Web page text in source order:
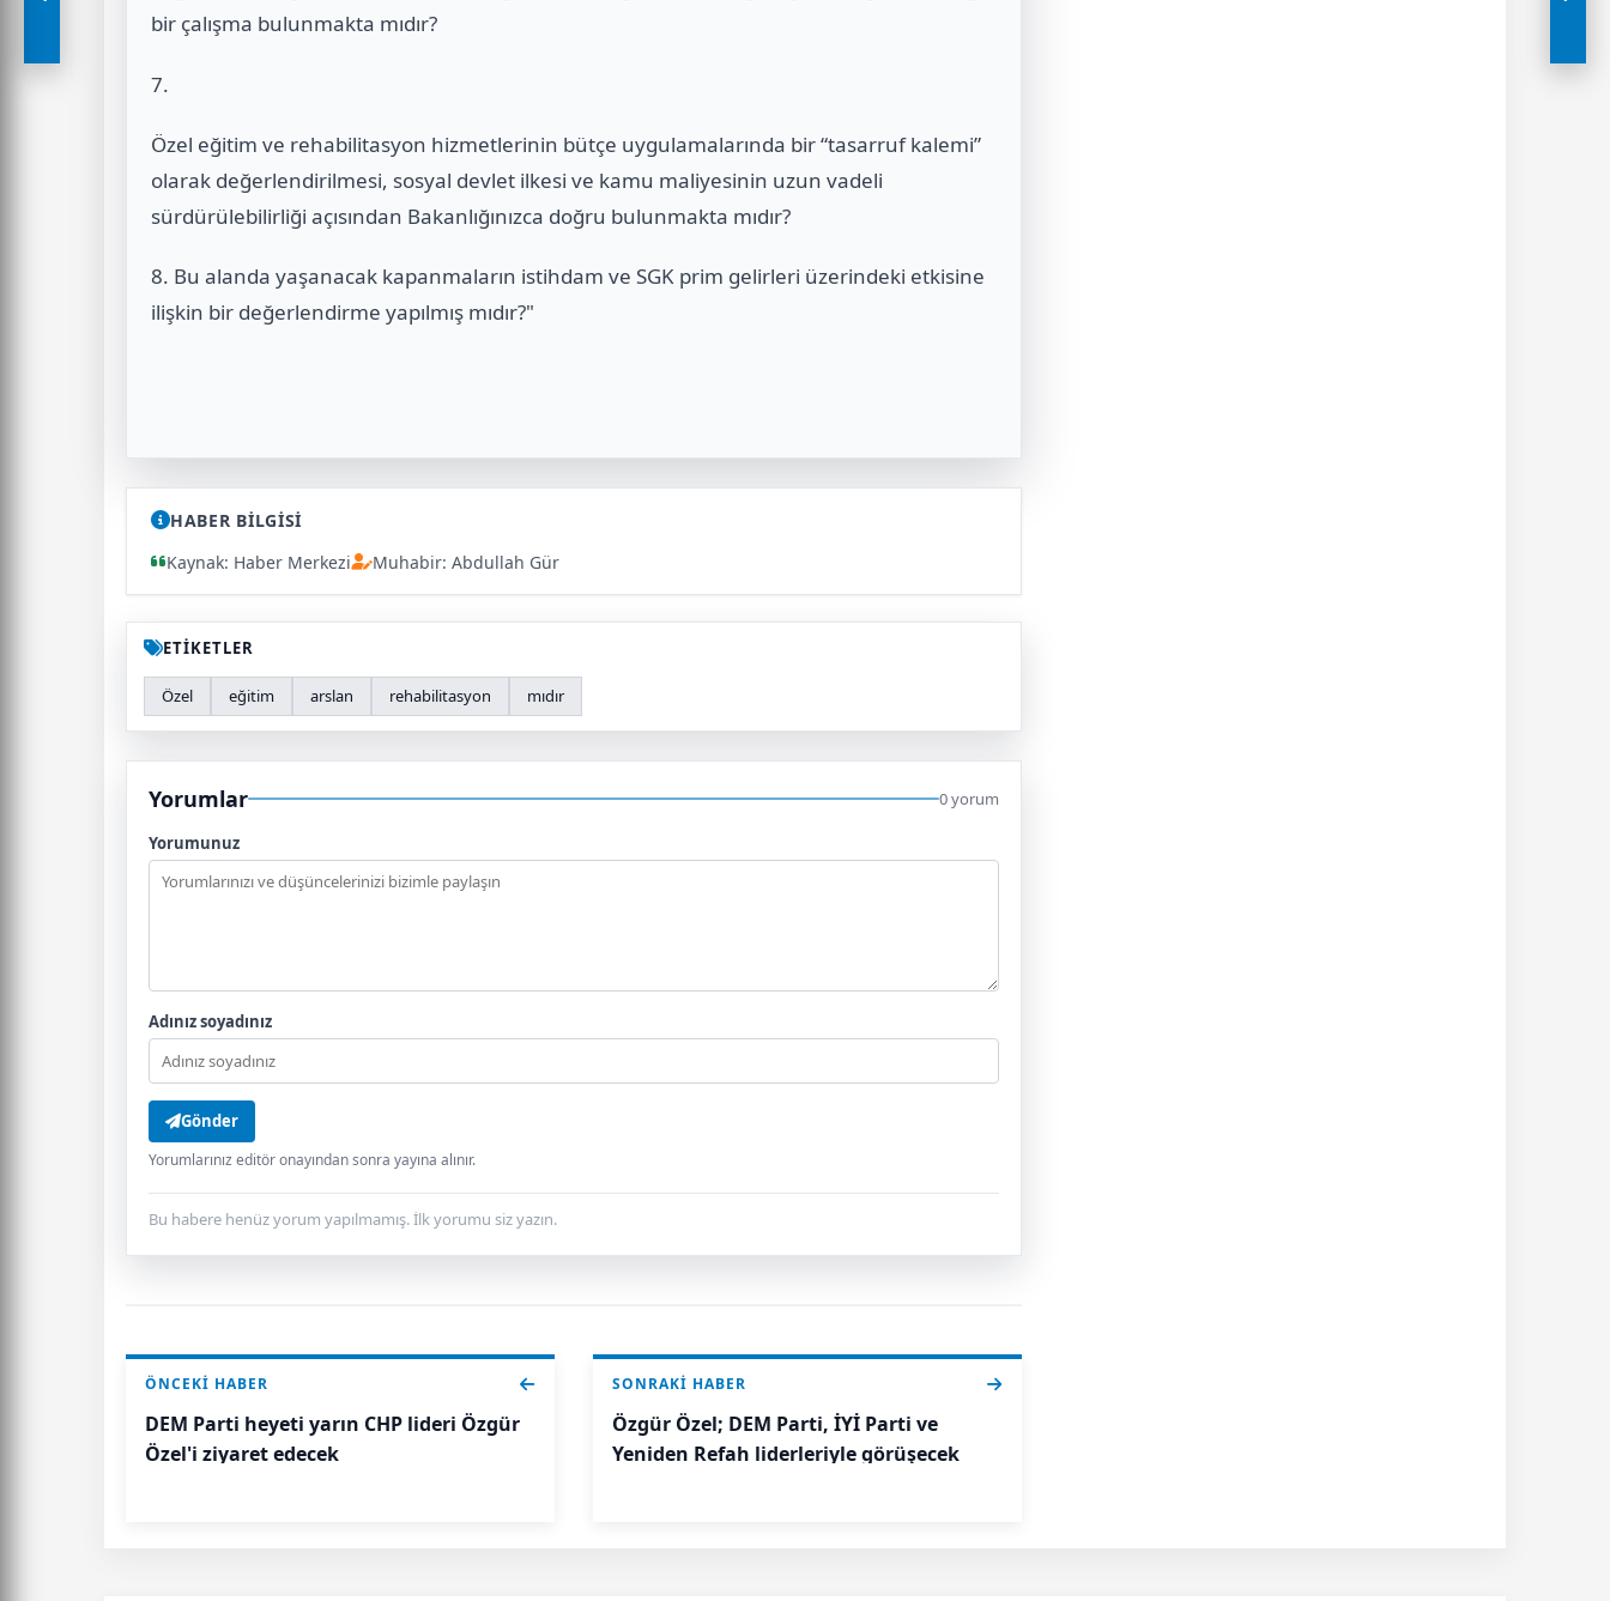
bir çalışma bulunmakta mıdır?
7.
Özel eğitim ve rehabilitasyon hizmetlerinin bütçe uygulamalarında bir “tasarruf kalemi”
olarak değerlendirilmesi, sosyal devlet ilkesi ve kamu maliyesinin uzun vadeli
sürdürülebilirliği açısından Bakanlığınızca doğru bulunmakta mıdır?
8. Bu alanda yaşanacak kapanmaların istihdam ve SGK prim gelirleri üzerindeki etkisine
ilişkin bir değerlendirme yapılmış mıdır?"
HABER BİLGİSİ
Kaynak: Haber Merkezi
Muhabir: Abdullah Gür
ETİKETLER
Özel eğitim arslan rehabilitasyon mıdır
Yorumlar 0 yorum
Yorumunuz
Adınız soyadınız
Gönder
Yorumlarınız editör onayından sonra yayına alınır.
Bu habere henüz yorum yapılmamış. İlk yorumu siz yazın.
ÖNCEKI HABER
DEM Parti heyeti yarın CHP lideri Özgür
Özel'i ziyaret edecek
SONRAKI HABER
Özgür Özel; DEM Parti, İYİ Parti ve
Yeniden Refah liderleriyle görüşecek